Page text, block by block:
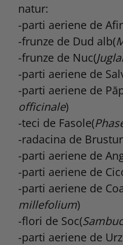
natur:
-parti aeriene de
-frunze de Dud alb(
-frunze de Nuc(
-parti aeriene de
-parti aeriene de
officinale)
-teci de Fasole(
-radacina de
-parti aeriene de
-parti aeriene de
-parti aeriene de
millefolium)
-flori de Soc(
-parti aeriene de